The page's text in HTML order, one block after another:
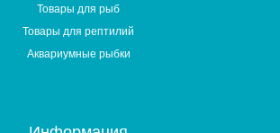
Товары для рыб
Товары для рептилий
Аквариумные рыбки